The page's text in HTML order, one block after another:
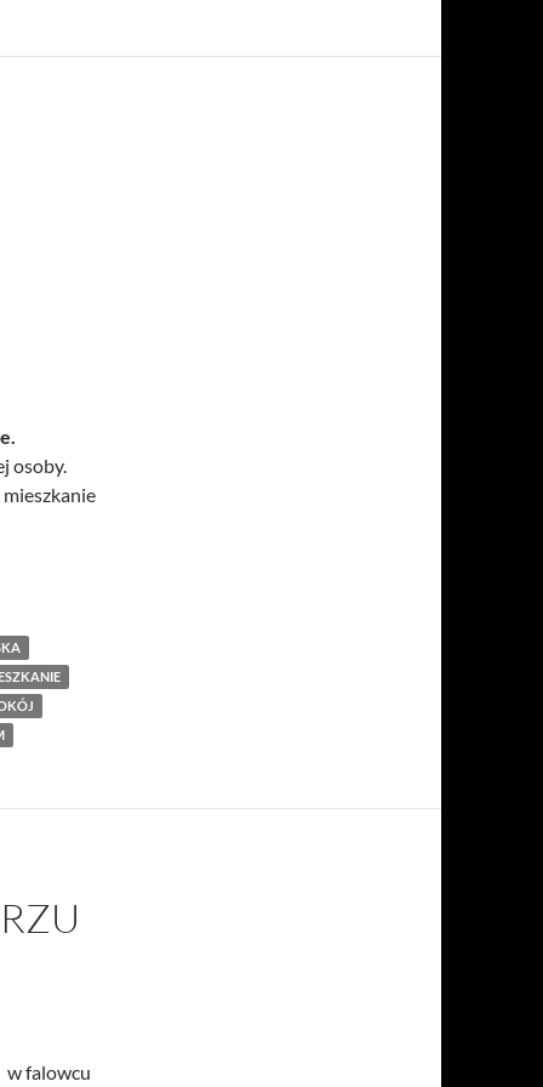
osoby.
do wynajęcia Albatross Towers Gdańsk – Przymorze
w falowcu